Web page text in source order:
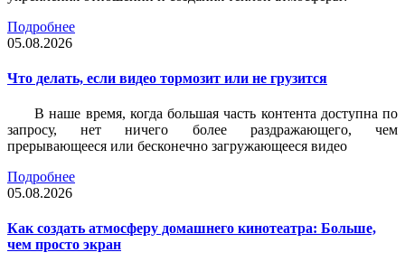
Подробнее
05.08.2026
Что делать, если видео тормозит или не грузится
В наше время, когда большая часть контента доступна по
запросу, нет ничего более раздражающего, чем
прерывающееся или бесконечно загружающееся видео
Подробнее
05.08.2026
Как создать атмосферу домашнего кинотеатра: Больше,
чем просто экран